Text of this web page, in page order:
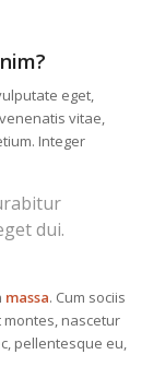
eget,
vitae,
Integer
dui.
massa. Cum sociis
nascetur
pellentesque eu,